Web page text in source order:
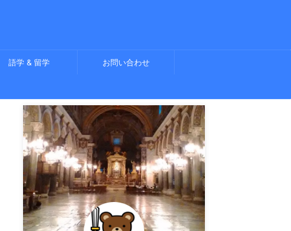
語学 & 留学 お問い合わせ